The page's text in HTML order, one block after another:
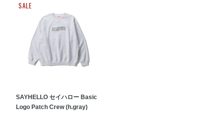
SALE
SAYHELLO セイハロー Basic
Logo Patch Crew (h.gray)